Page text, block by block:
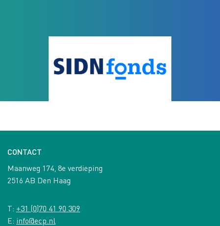
CONTACT
Maanweg 174, 8e verdieping
2516 AB Den Haag
T: +31 (0)70 41 90 309
E: info@ecp.nl